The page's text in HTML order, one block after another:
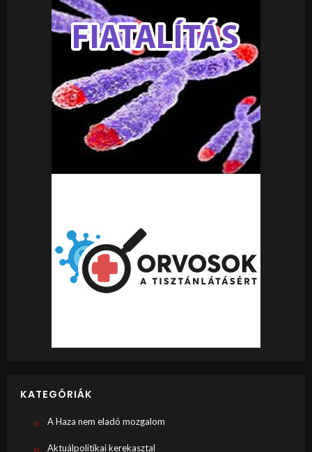
KATEGÓRIÁK
A Haza nem eladó mozgalom
Aktuálpolitikai kerekasztal